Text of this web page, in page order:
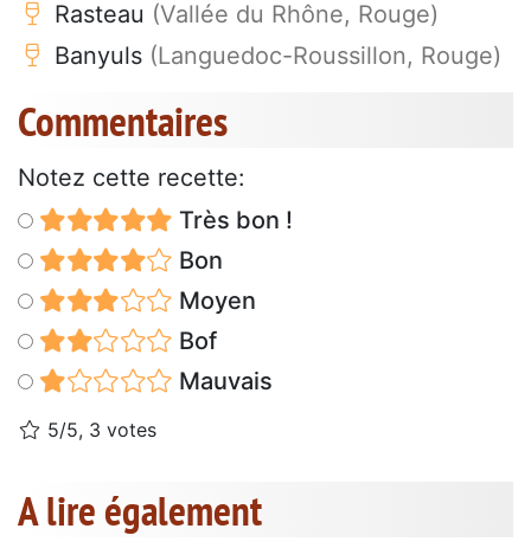
Rasteau (Vallée du Rhône, Rouge)
Banyuls (Languedoc-Roussillon, Rouge)
Commentaires
Notez cette recette:
Très bon !
Bon
Moyen
Bof
Mauvais
5/5, 3 votes
A lire également